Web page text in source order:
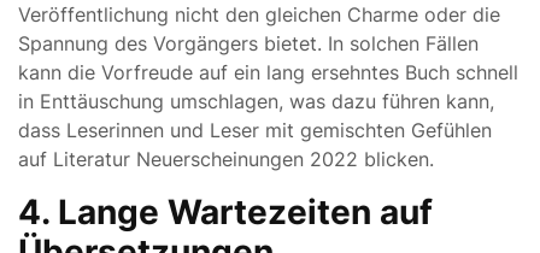
Veröffentlichung nicht den gleichen Charme oder die
Spannung des Vorgängers bietet. In solchen Fällen
kann die Vorfreude auf ein lang ersehntes Buch schnell
in Enttäuschung umschlagen, was dazu führen kann,
dass Leserinnen und Leser mit gemischten Gefühlen
auf Literatur Neuerscheinungen 2022 blicken.
4. Lange Wartezeiten auf